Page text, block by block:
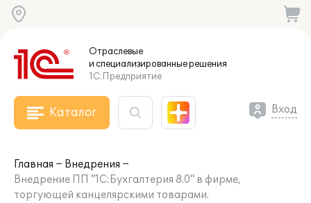
Отраслевые
и специализированныерешения
1С:Предприятие
Каталог Вход
Главная
Внедрения
Внедрение ПП "1С:Бухгалтерия 8.0" в фирме,
торгующей канцелярскими товарами.